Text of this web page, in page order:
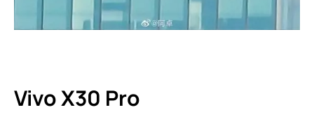
Vivo X30 Pro